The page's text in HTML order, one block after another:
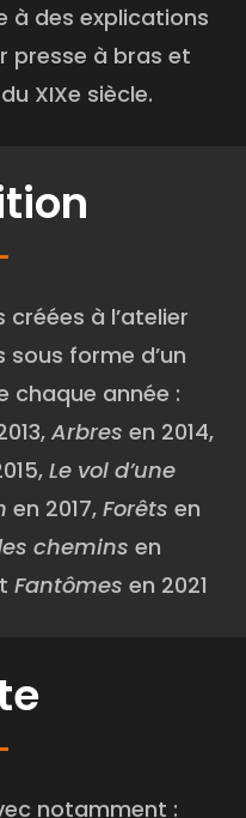
à des explications
presse à bras et
XIXe siècle.
créées à l’atelier
forme d’un
chaque année :
Arbres en 2014,
Le vol d’une
en 2017, Forêts en
chemins en
Fantômes en 2021
notamment :